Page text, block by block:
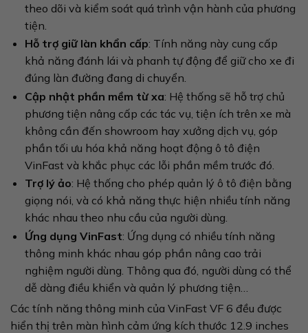
theo dõi và kiểm soát quá trình vận hành của phương
tiện.
Hỗ trợ giữ làn khẩn cấp: Tính năng này cung cấp
khả năng đánh lái và phanh tự động để giữ cho xe đi
đúng làn đường đang di chuyển.
Cập nhật phần mềm từ xa: Hệ thống sẽ hỗ trợ chủ
phương tiện nâng cấp các tác vụ, tiện ích trên xe mà
không cần đến showroom hay xưởng dịch vụ, góp
phần tối ưu hóa khả năng hoạt động ô tô điện
VinFast và khắc phục các lỗi phần mềm trước đó.
Trợ lý ảo: Hệ thống cho phép quản lý ô tô điện bằng
giọng nói, và có khả năng thực hiện nhiều tính năng
khác nhau theo nhu cầu của người dùng.
Ứng dụng VinFast: Ứng dụng có nhiều tính năng
thông minh khác nhau góp phần nâng cao trải
nghiệm người dùng. Thông qua đó, người dùng có thể
dễ dàng điều khiển và quản lý phương tiện…
Các tính năng thông minh của VinFast VF 6 đều được
hiển thị trên màn hình cảm ứng kích thước 12.9 inches